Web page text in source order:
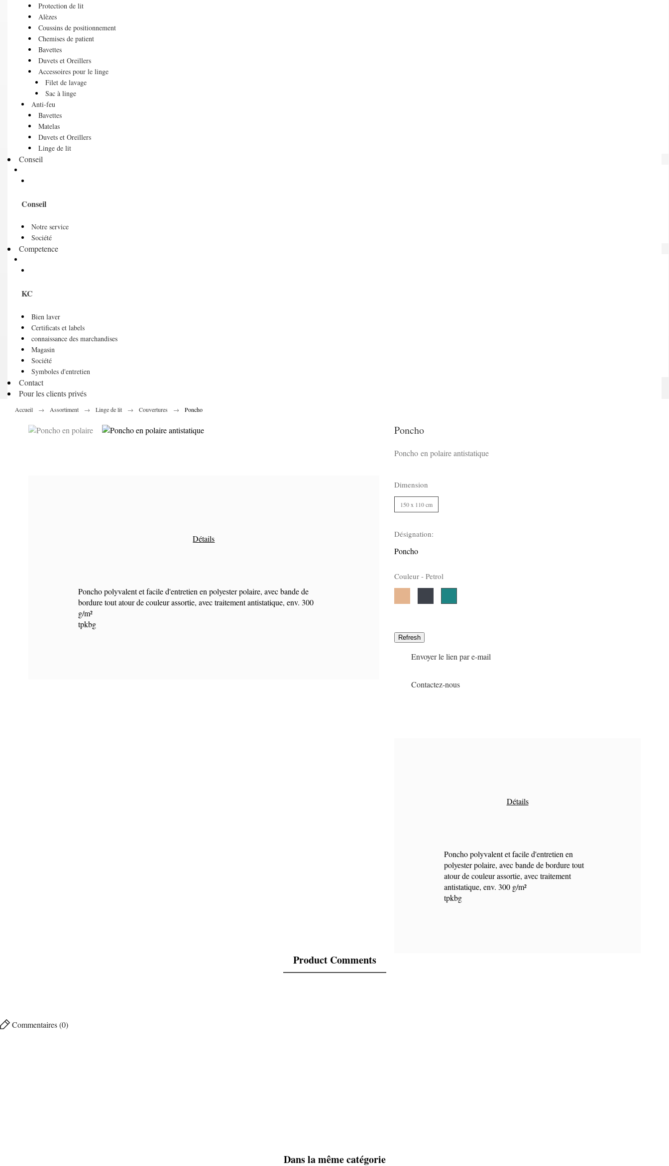
Protection de lit
Alèzes
Coussins de positionnement
Chemises de patient
Bavettes
Duvets et Oreillers
Accessoires pour le linge
Filet de lavage
Sac à linge
Anti-feu
Bavettes
Matelas
Duvets et Oreillers
Linge de lit
Conseil
Conseil
Notre service
Société
Competence
KC
Bien laver
Certificats et labels
connaissance des marchandises
Magasin
Société
Symboles d'entretien
Contact
Pour les clients privés
Accueil Assortiment Linge de lit Couvertures Poncho
Détails
Poncho polyvalent et facile d'entretien en polyester polaire, avec bande de
bordure tout atour de couleur assortie, avec traitement antistatique, env. 300
g/m²
tpkbg
Poncho
Poncho en polaire antistatique
Dimension
150 x 110 cm
Désignation:
Poncho
Couleur - Petrol
Envoyer le lien par e-mail
Contactez-nous
Détails
Poncho polyvalent et facile d'entretien en
polyester polaire, avec bande de bordure tout
atour de couleur assortie, avec traitement
antistatique, env. 300 g/m²
tpkbg
Product Comments
Commentaires (0)
Dans la même catégorie